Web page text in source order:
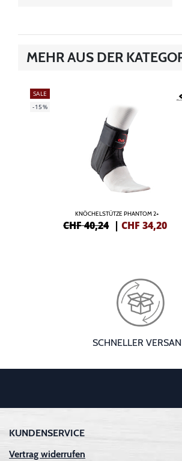
MEHR AUS DER
SALE
-15%
KNÖCHELSTÜTZE PHANTOM 2+
CHF 40,24 |CHF 34,20
SCHNELLER
KUNDENSERVICE
Vertrag widerrufen